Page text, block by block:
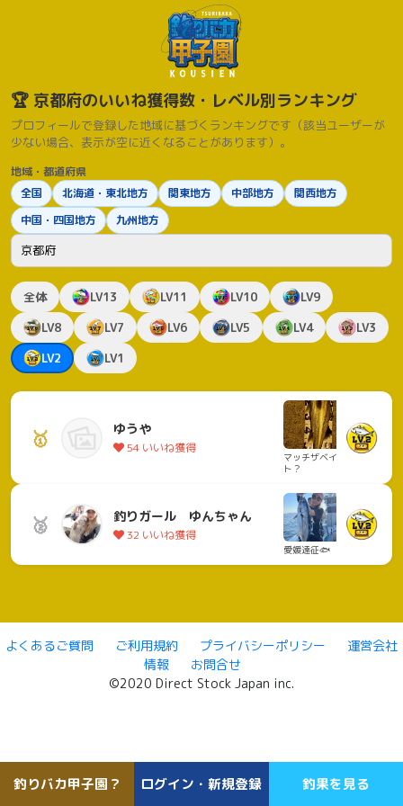
🏆 京都府のいいね獲得数・レベル別ランキング
プロフィールで登録した地域に基づくランキングです（該当ユーザーが
少ない場合、表示が空に近くなることがあります）。
地域・都道府県
全国
北海道・東北地方 関東地方 中部地方
関西地方
中国・四国地方
九州地方
都道府県
全体 LV13 LV11 LV10
LV9
LV8
LV7 LV6 LV5 LV4
LV3
LV2
LV1
🥇 ゆうや
54 いいね獲得
マッチザベイ
ト？
🥈 釣りガール ゆんちゃん
32 いいね獲得
愛媛遠征🐟
よくあるご質問 ご利用規約 プライバシーポリシー
運営会社
情報
お問合せ
©2020 Direct Stock Japan inc.
釣りバカ甲子園？ ログイン・新規登録 釣果を見る